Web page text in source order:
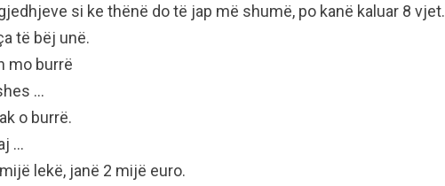
si ke thënë do të jap më shumë, po kanë kaluar 8 vjet.
të bëj unë.
mo burrë
…
o burrë.
…
lekë, janë 2 mijë euro.